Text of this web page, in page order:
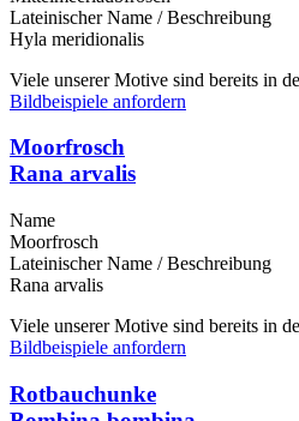
Lateinischer Name / Beschreibung
Hyla meridionalis
Viele unserer Motive sind bereits in
Bildbeispiele anfordern
Moorfrosch
Rana arvalis
Name
Moorfrosch
Lateinischer Name / Beschreibung
Rana arvalis
Viele unserer Motive sind bereits in
Bildbeispiele anfordern
Rotbauchunke